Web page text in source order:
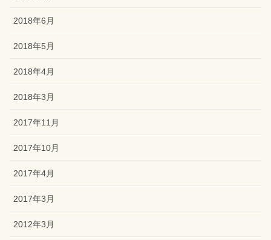
2018年6月
2018年5月
2018年4月
2018年3月
2017年11月
2017年10月
2017年4月
2017年3月
2012年3月